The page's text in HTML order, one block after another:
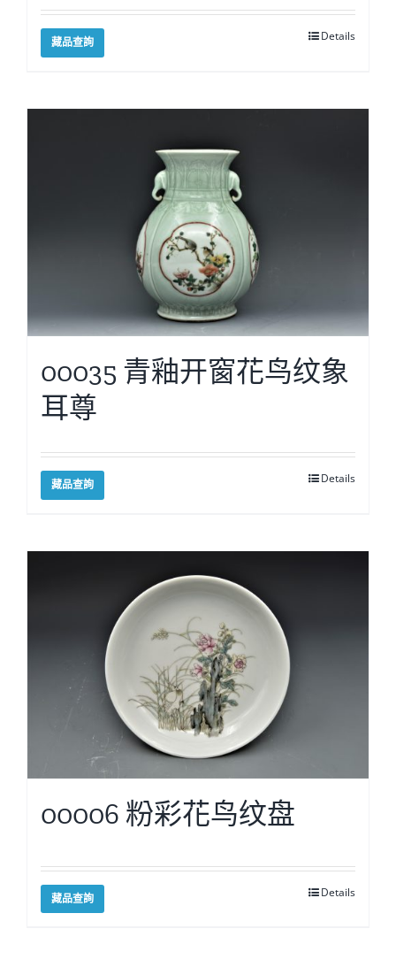
藏品查詢 Details
00035 青釉开窗花鸟纹象
耳尊
藏品查詢 Details
00006 粉彩花鸟纹盘
藏品查詢 Details